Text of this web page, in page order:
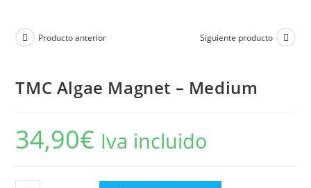
Producto anterior Siguiente producto
TMC Algae Magnet – Medium
34,90€ Iva incluido